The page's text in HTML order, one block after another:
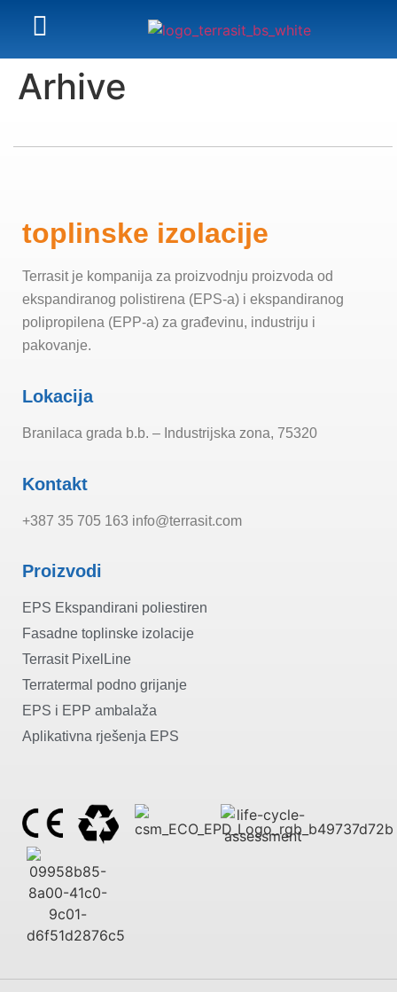
Arhive
toplinske izolacije
Terrasit je kompanija za proizvodnju proizvoda od
ekspandiranog polistirena (EPS-a) i ekspandiranog
polipropilena (EPP-a) za građevinu, industriju i
pakovanje.
Lokacija
Branilaca grada b.b. – Industrijska zona, 75320
Kontakt
+387 35 705 163 info@terrasit.com
Proizvodi
EPS Ekspandirani poliestiren
Fasadne toplinske izolacije
Terrasit PixelLine
Terratermal podno grijanje
EPS i EPP ambalaža
Aplikativna rješenja EPS